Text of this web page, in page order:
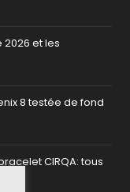
et les
8 testée de fond
CIRQA: tous